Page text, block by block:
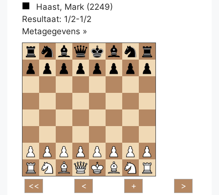
Haast, Mark (2249)
Resultaat: 1/2-1/2
Metagegevens »
om
te
openen.